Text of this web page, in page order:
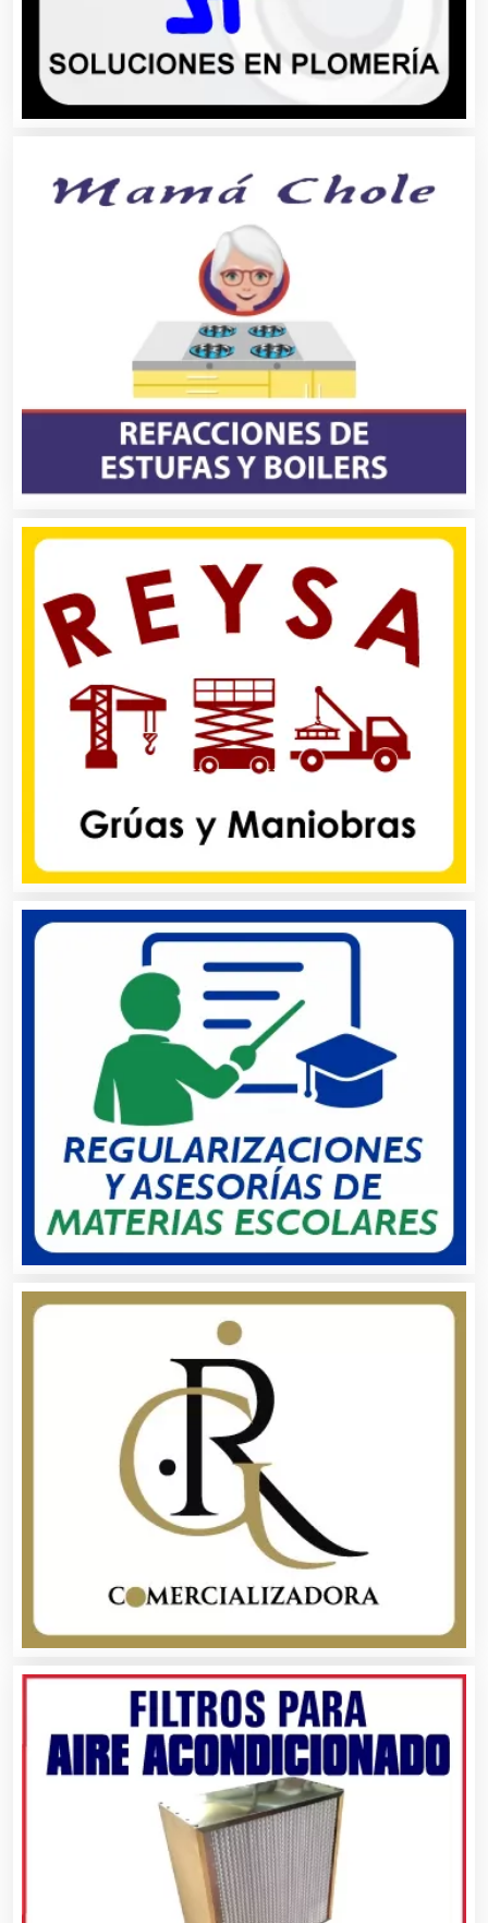
Audio, Sonido e Iluminación
Audios para Eventos
Autobuses
Automatización
Automóviles Nuevos y Usados
Autopartes Eléctricas
Balnearios
Bancos
Banquetes
Bares y Cantinas
Basculas
Bebidas
Belleza
Bordados y Estampados
Cafeterías
Cajas de Ahorro
Cámaras de Comercio
Camiones para Fletes
Cancelería de Aluminio
Capacitación
Carnicerías